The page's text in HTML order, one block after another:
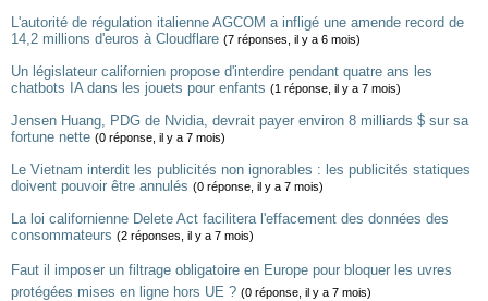
L'autorité de régulation italienne AGCOM a infligé une amende record de
14,2 millions d'euros à Cloudflare (7 réponses, il y a 6 mois)
Un législateur californien propose d'interdire pendant quatre ans les
chatbots IA dans les jouets pour enfants (1 réponse, il y a 7 mois)
Jensen Huang, PDG de Nvidia, devrait payer environ 8 milliards $ sur sa
fortune nette (0 réponse, il y a 7 mois)
Le Vietnam interdit les publicités non ignorables : les publicités statiques
doivent pouvoir être annulés (0 réponse, il y a 7 mois)
La loi californienne Delete Act facilitera l'effacement des données des
consommateurs (2 réponses, il y a 7 mois)
Faut il imposer un filtrage obligatoire en Europe pour bloquer les uvres
protégées mises en ligne hors UE ? (0 réponse, il y a 7 mois)